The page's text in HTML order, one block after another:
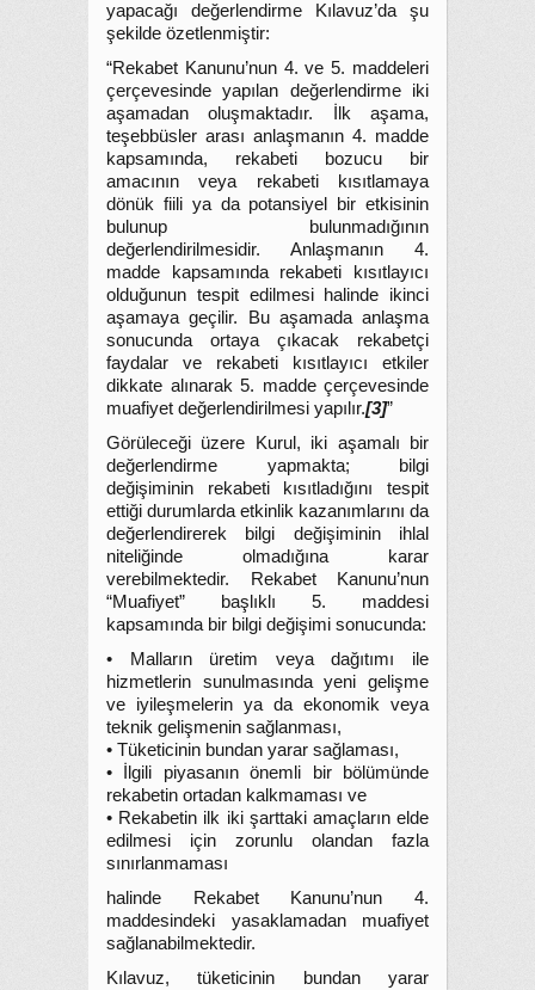
yapacağı değerlendirme Kılavuz’da şu
şekilde özetlenmiştir:
“Rekabet Kanunu’nun 4. ve 5. maddeleri
çerçevesinde yapılan değerlendirme iki
aşamadan oluşmaktadır. İlk aşama,
teşebbüsler arası anlaşmanın 4. madde
kapsamında, rekabeti bozucu bir
amacının veya rekabeti kısıtlamaya
dönük fiili ya da potansiyel bir etkisinin
bulunup bulunmadığının
değerlendirilmesidir. Anlaşmanın 4.
madde kapsamında rekabeti kısıtlayıcı
olduğunun tespit edilmesi halinde ikinci
aşamaya geçilir. Bu aşamada anlaşma
sonucunda ortaya çıkacak rekabetçi
faydalar ve rekabeti kısıtlayıcı etkiler
dikkate alınarak 5. madde çerçevesinde
muafiyet değerlendirilmesi yapılır.[3]”
Görüleceği üzere Kurul, iki aşamalı bir
değerlendirme yapmakta; bilgi
değişiminin rekabeti kısıtladığını tespit
ettiği durumlarda etkinlik kazanımlarını da
değerlendirerek bilgi değişiminin ihlal
niteliğinde olmadığına karar
verebilmektedir. Rekabet Kanunu’nun
“Muafiyet” başlıklı 5. maddesi
kapsamında bir bilgi değişimi sonucunda:
• Malların üretim veya dağıtımı ile
hizmetlerin sunulmasında yeni gelişme
ve iyileşmelerin ya da ekonomik veya
teknik gelişmenin sağlanması,
• Tüketicinin bundan yarar sağlaması,
• İlgili piyasanın önemli bir bölümünde
rekabetin ortadan kalkmaması ve
• Rekabetin ilk iki şarttaki amaçların elde
edilmesi için zorunlu olandan fazla
sınırlanmaması
halinde Rekabet Kanunu’nun 4.
maddesindeki yasaklamadan muafiyet
sağlanabilmektedir.
Kılavuz, tüketicinin bundan yarar